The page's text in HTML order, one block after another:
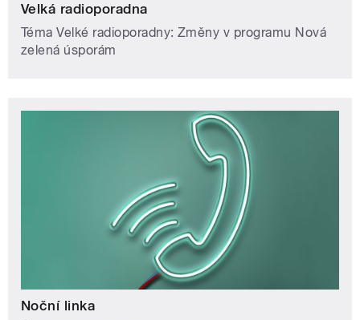
Velká radioporadna
Téma Velké radioporadny: Změny v programu Nová
zelená úsporám
Noční linka